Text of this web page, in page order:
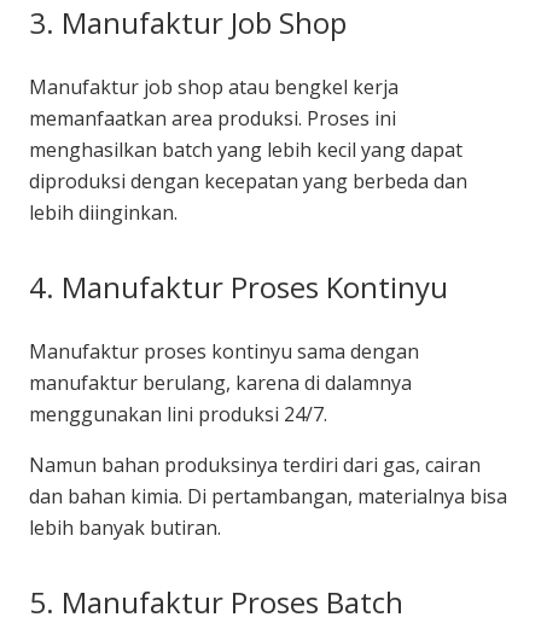
3. Manufaktur Job Shop
Manufaktur job shop atau bengkel kerja
memanfaatkan area produksi. Proses ini
menghasilkan batch yang lebih kecil yang dapat
diproduksi dengan kecepatan yang berbeda dan
lebih diinginkan.
4. Manufaktur Proses Kontinyu
Manufaktur proses kontinyu sama dengan
manufaktur berulang, karena di dalamnya
menggunakan lini produksi 24/7.
Namun bahan produksinya terdiri dari gas, cairan
dan bahan kimia. Di pertambangan, materialnya bisa
lebih banyak butiran.
5. Manufaktur Proses Batch